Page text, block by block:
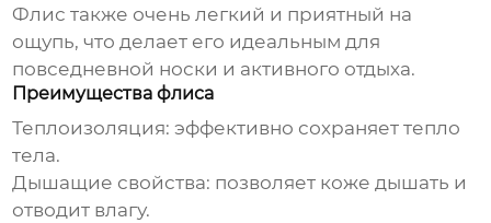
Флис также очень легкий и приятный на
ощупь, что делает его идеальным для
повседневной носки и активного отдыха.
Преимущества флиса
Теплоизоляция: эффективно сохраняет тепло
тела.
Дышащие свойства: позволяет коже дышать и
отводит влагу.